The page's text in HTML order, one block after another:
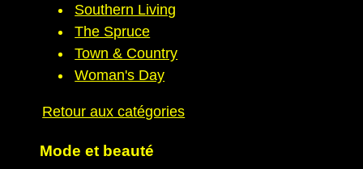
Southern Living
The Spruce
Town & Country
Woman's Day
Retour aux catégories
Mode et beauté